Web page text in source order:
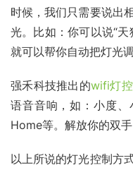
时候，我们只需要说出
光。比如：你可以说“
就可以帮你自动把灯光调
强禾科技推出的wifi灯
语音音响，如：小度
Home等。解放你的双
以上所说的灯光控制方